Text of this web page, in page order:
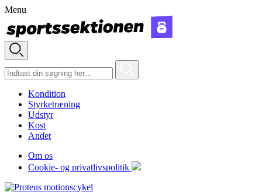
Menu
Kondition
Styrketræning
Udstyr
Kost
Andet
Om os
Cookie- og privatlivspolitik